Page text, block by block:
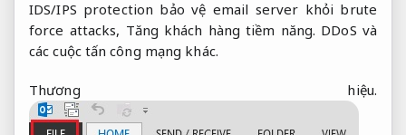
IDS/IPS protection bảo vệ email server khỏi brute
force attacks, Tăng khách hàng tiềm năng. DDoS và
các cuộc tấn công mạng khác.
Thương hiệu.